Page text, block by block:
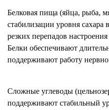
Белковая пища (яйца, рыба,
стабилизации уровня сахара
резких перепадов
Белки обеспечивают
поддерживают работу
Сложные углеводы
поддерживают стабильный